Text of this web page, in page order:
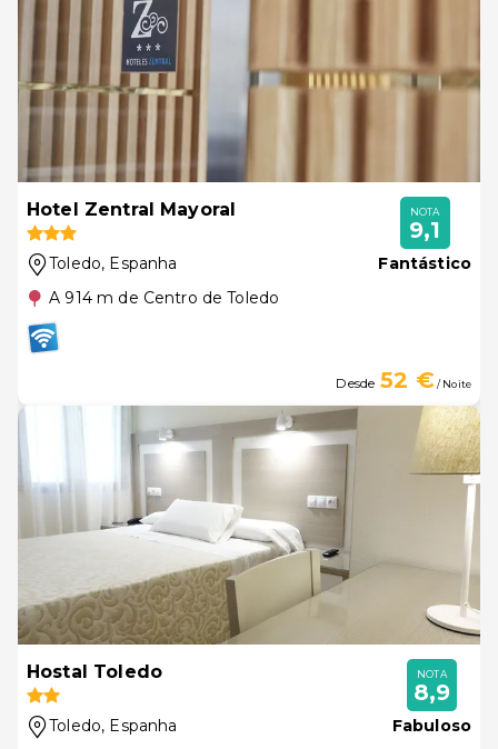
Hotel Zentral Mayoral
Toledo, Espanha
A 914 m de Centro de Toledo
NOTA
9,1
Fantástico
Desde 52 €/ Noite
Hostal Toledo
Toledo, Espanha
NOTA
8,9
Fabuloso